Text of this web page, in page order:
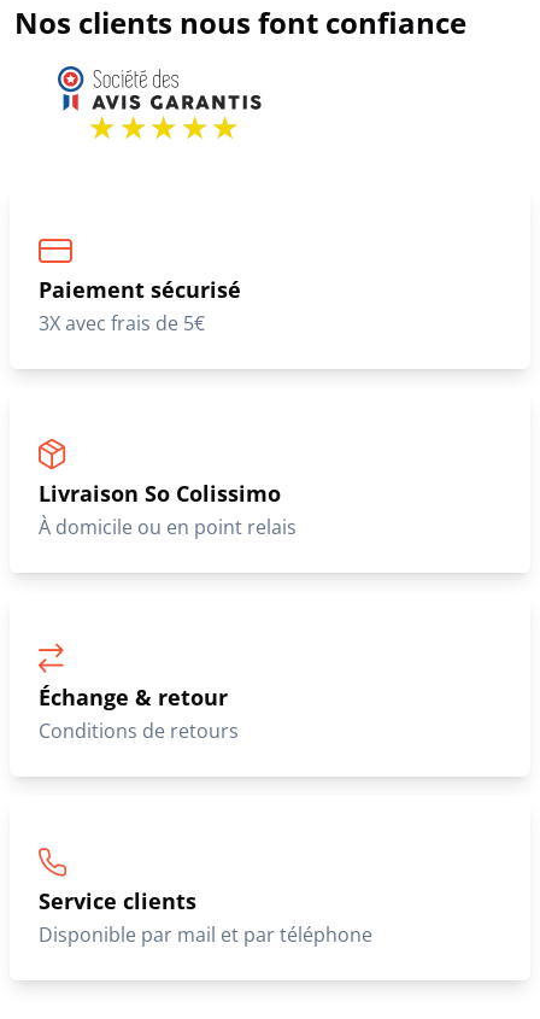
Nos clients nous font confiance
Paiement sécurisé
3X avec frais de 5€
Livraison So Colissimo
À domicile ou en point relais
Échange & retour
Conditions de retours
Service clients
Disponible par mail et par téléphone